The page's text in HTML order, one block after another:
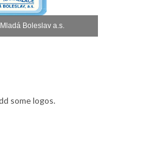
Boleslav a.s.
some logos.